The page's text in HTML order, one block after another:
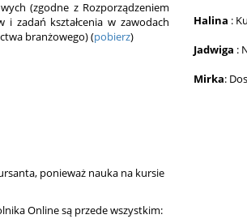
(zgodne z Rozporządzeniem
zadań kształcenia w zawodach
branżowego) (pobierz)
ponieważ nauka na kursie
Online są przede wszystkim:
Halina :
Jadwiga :
Mirka: